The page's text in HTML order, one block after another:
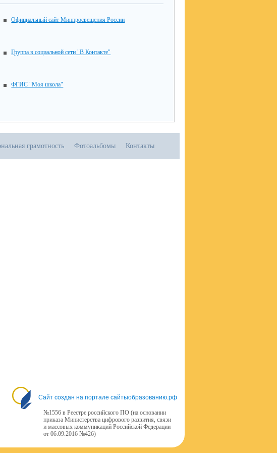
Официальный сайт Минпросвещения России
Группа в социальной сети "В Контакте"
ФГИС "Моя школа"
грамотность Фотоальбомы Контакты
Сайт создан на портале сайтыобразованию.рф
№1556 в Реестре российского ПО (на основании
приказа Министерства цифрового развития, связи
и массовых коммуникаций Российской Федерации
от 06.09.2016 №426)